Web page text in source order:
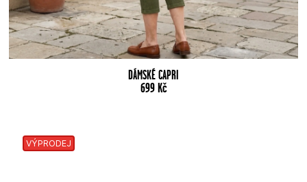
DÁMSKÉ CAPRI
699Kč
VÝPRODEJ